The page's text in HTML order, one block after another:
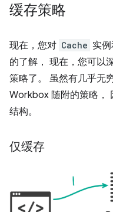
缓存策略
现在，您对 Cache 实
的了解， 现在，您可以
策略了。 虽然有几乎无
Workbox 随附的策略，
结构。
仅缓存